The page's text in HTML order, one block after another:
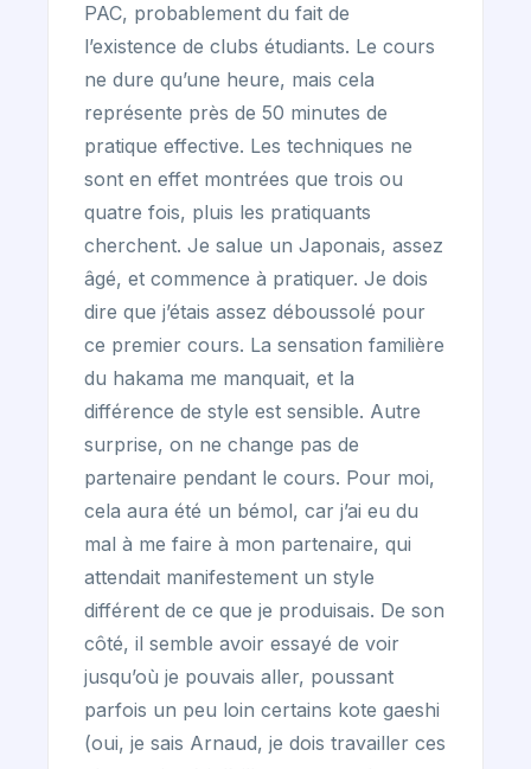
PAC, probablement du fait de
l’existence de clubs étudiants. Le cours
ne dure qu’une heure, mais cela
représente près de 50 minutes de
pratique effective. Les techniques ne
sont en effet montrées que trois ou
quatre fois, pluis les pratiquants
cherchent. Je salue un Japonais, assez
âgé, et commence à pratiquer. Je dois
dire que j’étais assez déboussolé pour
ce premier cours. La sensation familière
du hakama me manquait, et la
différence de style est sensible. Autre
surprise, on ne change pas de
partenaire pendant le cours. Pour moi,
cela aura été un bémol, car j’ai eu du
mal à me faire à mon partenaire, qui
attendait manifestement un style
différent de ce que je produisais. De son
côté, il semble avoir essayé de voir
jusqu’où je pouvais aller, poussant
parfois un peu loin certains kote gaeshi
(oui, je sais Arnaud, je dois travailler ces